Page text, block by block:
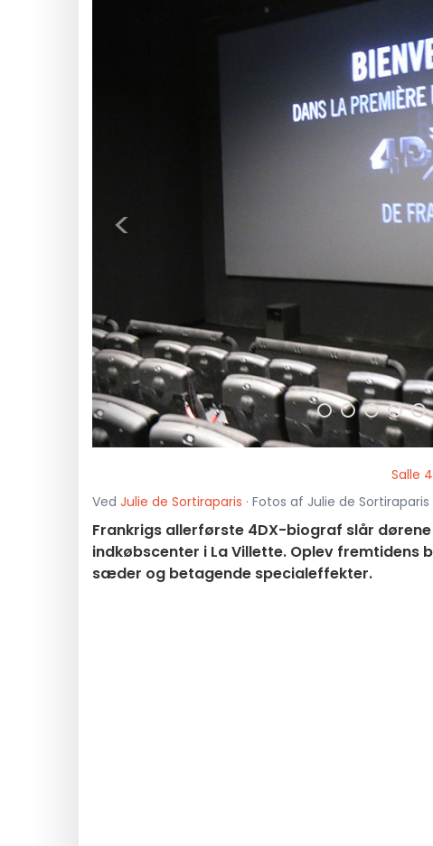
<
Salle
Ved Julie de Sortiraparis · Fotos af Julie de
Frankrigs allerførste 4DX-biograf slår
indkøbscenter i La Villette. Oplev
sæder og betagende specialeffekter.